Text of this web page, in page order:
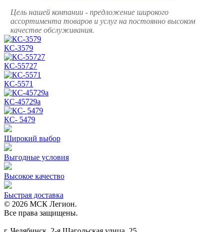
Цель нашей компании - предложение широкого
ассортимента товаров и услуг на постоянно высоком
качестве обслуживания.
КС-3579
КС-55727
КС-5571
КС-45729а
КС- 5479
Широкий выбор
Выгодные условия
Высокое качество
Быстрая доставка
© 2026 МСК Легион.
Все права защищены.